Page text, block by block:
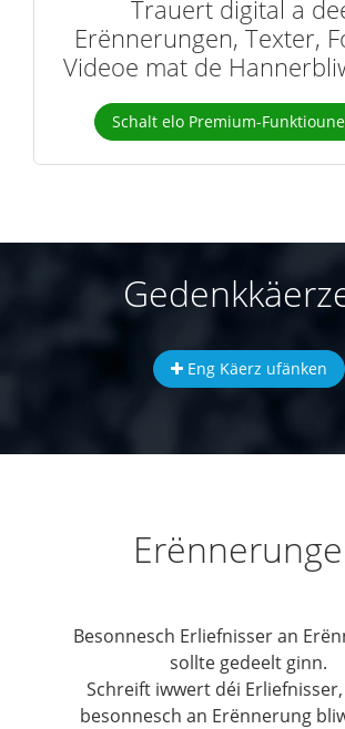
Trauert digital a
Erënnerungen, Texter,
Videoe mat de
Schalt elo Premium-
Eng Käerz ufänken
Besonnesch Erliefnisser an
sollte gedeelt ginn.
Schreift iwwert déi
besonnesch an Erënnerung